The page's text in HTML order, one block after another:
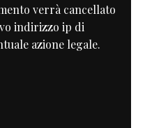
verrà cancellato
indirizzo ip di
azione legale.